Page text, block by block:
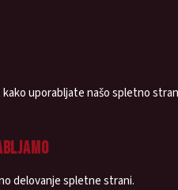
uporabljate našo spletno
delovanje spletne strani.